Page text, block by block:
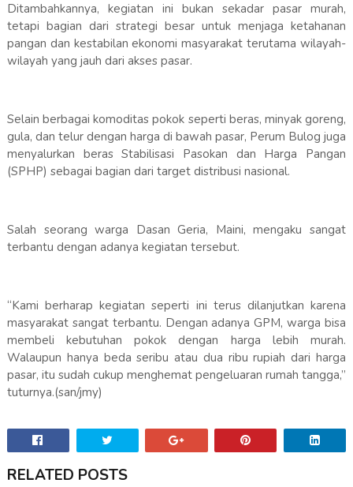
Ditambahkannya, kegiatan ini bukan sekadar pasar murah,
tetapi bagian dari strategi besar untuk menjaga ketahanan
pangan dan kestabilan ekonomi masyarakat terutama wilayah-
wilayah yang jauh dari akses pasar.
Selain berbagai komoditas pokok seperti beras, minyak goreng,
gula, dan telur dengan harga di bawah pasar, Perum Bulog juga
menyalurkan beras Stabilisasi Pasokan dan Harga Pangan
(SPHP) sebagai bagian dari target distribusi nasional.
Salah seorang warga Dasan Geria, Maini, mengaku sangat
terbantu dengan adanya kegiatan tersebut.
“Kami berharap kegiatan seperti ini terus dilanjutkan karena
masyarakat sangat terbantu. Dengan adanya GPM, warga bisa
membeli kebutuhan pokok dengan harga lebih murah.
Walaupun hanya beda seribu atau dua ribu rupiah dari harga
pasar, itu sudah cukup menghemat pengeluaran rumah tangga,”
tuturnya.(san/jmy)
RELATED POSTS